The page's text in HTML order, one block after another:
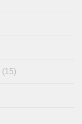
(15)